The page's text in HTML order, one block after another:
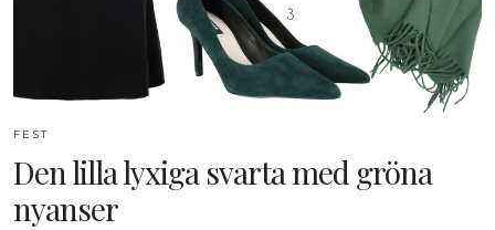
FEST
Den lilla lyxiga svarta med gröna
nyanser